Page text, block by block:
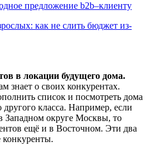
предложение b2b–клиенту
как не слить бюджет из-
в локации будущего дома.
знает о своих конкурентах.
список и посмотреть дома
класса. Например, если
округе Москвы, то
ещё и в Восточном. Эти два